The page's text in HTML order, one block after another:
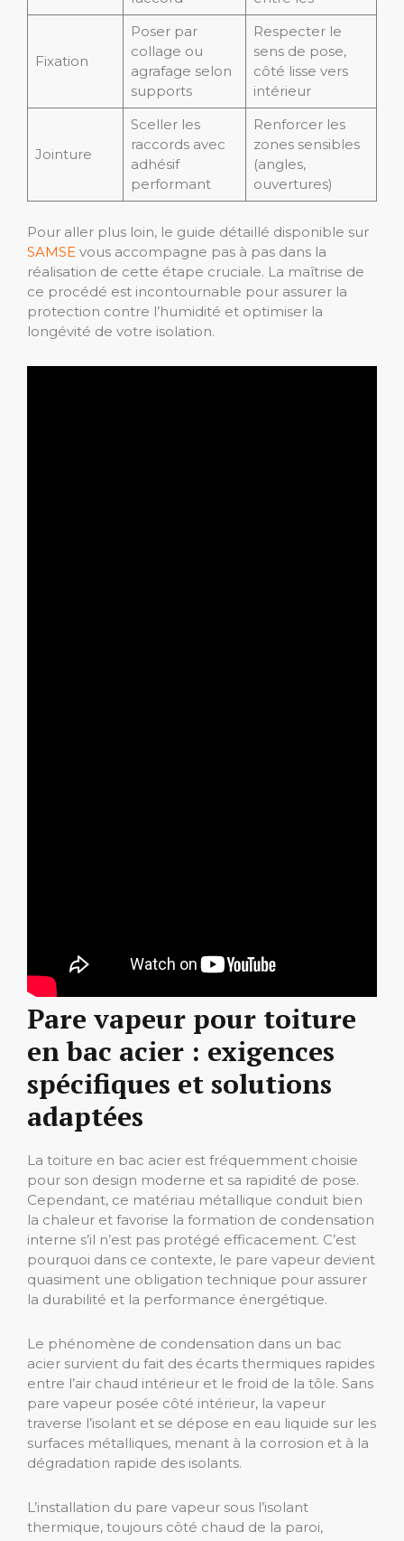
Fixation
Poser par
collage ou
agrafage selon
supports
Respecter le
sens de pose,
côté lisse vers
intérieur
Jointure
Sceller les
raccords avec
adhésif
performant
Renforcer les
zones sensibles
(angles,
ouvertures)
Pour aller plus loin, le guide détaillé disponible sur
SAMSE vous accompagne pas à pas dans la
réalisation de cette étape cruciale. La maîtrise de
ce procédé est incontournable pour assurer la
protection contre l’humidité et optimiser la
longévité de votre isolation.
Pare vapeur pour toiture
en bac acier : exigences
spécifiques et solutions
adaptées
La toiture en bac acier est fréquemment choisie
pour son design moderne et sa rapidité de pose.
Cependant, ce matériau métallique conduit bien
la chaleur et favorise la formation de condensation
interne s’il n’est pas protégé efficacement. C’est
pourquoi dans ce contexte, le pare vapeur devient
quasiment une obligation technique pour assurer
la durabilité et la performance énergétique.
Le phénomène de condensation dans un bac
acier survient du fait des écarts thermiques rapides
entre l’air chaud intérieur et le froid de la tôle. Sans
pare vapeur posée côté intérieur, la vapeur
traverse l’isolant et se dépose en eau liquide sur les
surfaces métalliques, menant à la corrosion et à la
dégradation rapide des isolants.
L’installation du pare vapeur sous l’isolant
thermique, toujours côté chaud de la paroi,